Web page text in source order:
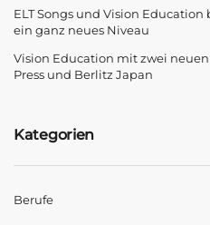
ELT Songs und Vision
ein ganz neues Niveau
Vision Education mit zwei
Press und Berlitz Japan
Kategorien
Berufe